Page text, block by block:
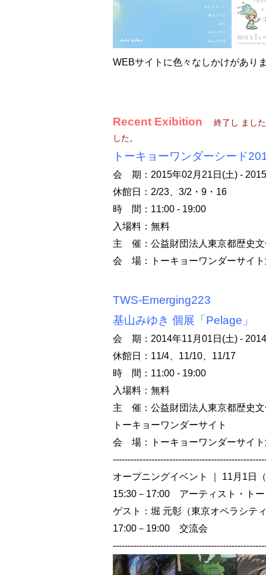
WEBサイトに色々なしかけがあり
Recent Exibition
終了し まし
した。
トーキョーワンダーシード
会 期：2015年02月21日(土) -
休館日：2/23、3/2・9・16
時 間：11:00 - 19:00
入場料：無料
主 催：公益財団法人東京都歴史
会 場：トーキョーワンダーサイ
TWS-Emerging223
基山みゆき 個展「Pelage」
会 期：2014年11月01日(土) -
休館日：11/4、11/10、11/17
時 間：11:00 - 19:00
入場料：無料
主 催：公益財団法人東京都歴史
トーキョーワンダーサイト
会 場：トーキョーワンダーサイ
オープニングイベント ｜ 11月1日
15:30－17:00 アーティスト・ト
ゲスト：堀 元彰（東京オペラシテ
17:00－19:00 交流会